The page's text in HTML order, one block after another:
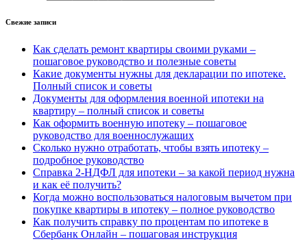
Свежие записи
Как сделать ремонт квартиры своими руками –
пошаговое руководство и полезные советы
Какие документы нужны для декларации по ипотеке.
Полный список и советы
Документы для оформления военной ипотеки на
квартиру – полный список и советы
Как оформить военную ипотеку – пошаговое
руководство для военнослужащих
Сколько нужно отработать, чтобы взять ипотеку –
подробное руководство
Справка 2-НДФЛ для ипотеки – за какой период нужна
и как её получить?
Когда можно воспользоваться налоговым вычетом при
покупке квартиры в ипотеку – полное руководство
Как получить справку по процентам по ипотеке в
Сбербанк Онлайн – пошаговая инструкция